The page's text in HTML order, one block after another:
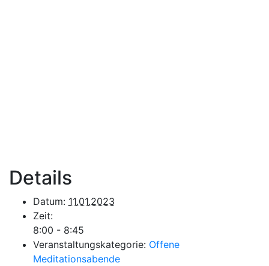
Details
Datum: 11.01.2023
Zeit:
8:00 - 8:45
Veranstaltungskategorie: Offene
Meditationsabende